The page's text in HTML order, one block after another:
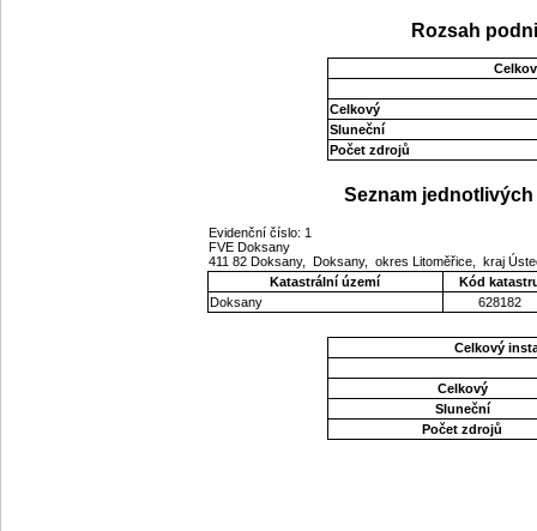
Rozsah
Celkový
Sluneční
Počet zdrojů
Seznam
Evidenční číslo: 1
FVE Doksany
411 82 Doksany, Doksany, okres Litoměřice, kraj
Katastrální území
Kód
Doksany
628182
Celkový
Celkový
Sluneční
Počet zdrojů